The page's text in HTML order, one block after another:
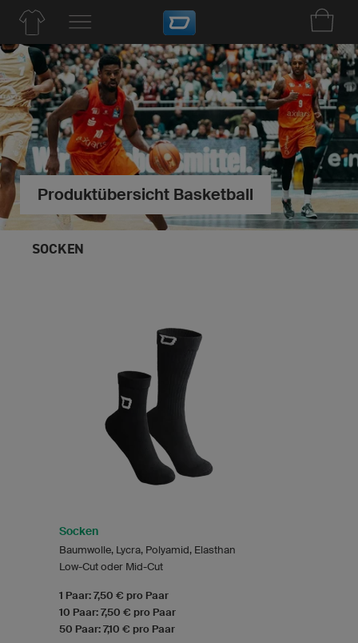
Produktübersicht Basketball
SOCKEN
Socken
Baumwolle, Lycra, Polyamid, Elasthan
Low-Cut oder Mid-Cut
1 Paar: 7,50 € pro Paar
10 Paar: 7,50 € pro Paar
50 Paar: 7,10 € pro Paar